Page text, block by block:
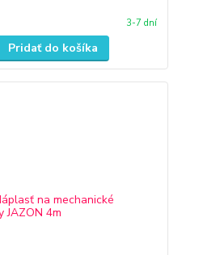
3-7 dní
Pridať do košíka